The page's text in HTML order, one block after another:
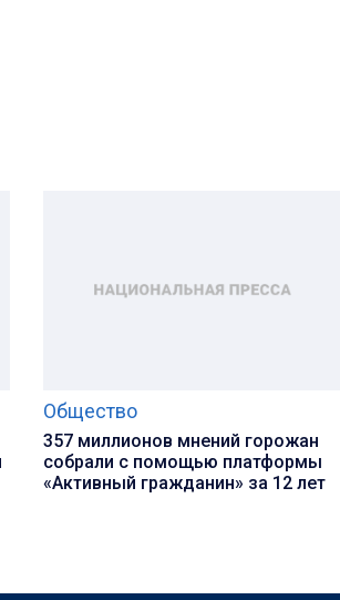
Общество
357 миллионов мнений горожан
собрали с помощью платформы
«Активный гражданин» за 12 лет